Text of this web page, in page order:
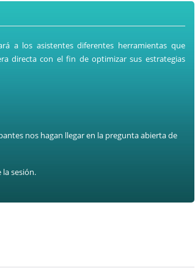
a los asistentes diferentes herramientas que
directa con el fin de optimizar sus estrategias
nos hagan llegar en la pregunta abierta de
sesión.